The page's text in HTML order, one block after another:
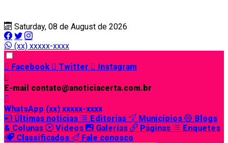
Saturday, 08 de August de 2026
(xx) xxxxx-xxxx
Facebook Twitter Instagram
E-mail contato@anoticiacerta.com.br
WhatsApp (xx) xxxxx-xxxx
Últimas notícias
Editorias Municípios
Blogs
& Colunas
Vídeos Galerias Páginas
Enquetes
Classificados
Fale conosco